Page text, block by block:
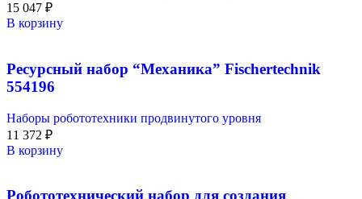
15 047 ₽
В корзину
Ресурсный набор “Механика” Fischertechnik
554196
Наборы робототехники продвинутого уровня
11 372 ₽
В корзину